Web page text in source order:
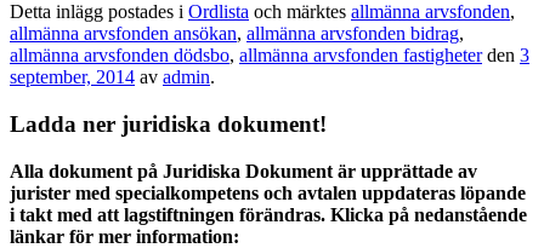
Detta inlägg postades i Ordlista och märktes allmänna arvsfonden,
allmänna arvsfonden ansökan, allmänna arvsfonden bidrag,
allmänna arvsfonden dödsbo, allmänna arvsfonden fastigheterden 3
september, 2014 av admin.
Ladda ner juridiska dokument!
Alla dokument på Juridiska Dokument är upprättade av
jurister med specialkompetens och avtalen uppdateras löpande
i takt med att lagstiftningen förändras. Klicka på nedanstående
länkar för mer information: